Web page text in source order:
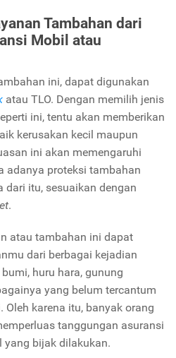
Tambahan dari
Mobil atau
ini, dapat digunakan
atau TLO. Dengan memilih jenis
ini, tentu akan memberikan
kerusakan kecil maupun
ini akan memengaruhi
adanya proteksi tambahan
dari itu, sesuaikan dengan
.
atau tambahan ini dapat
dari berbagai kejadian
huru hara, gunung
yang belum tercantum
karena itu, banyak orang
tanggungan asuransi
yang bijak dilakukan.